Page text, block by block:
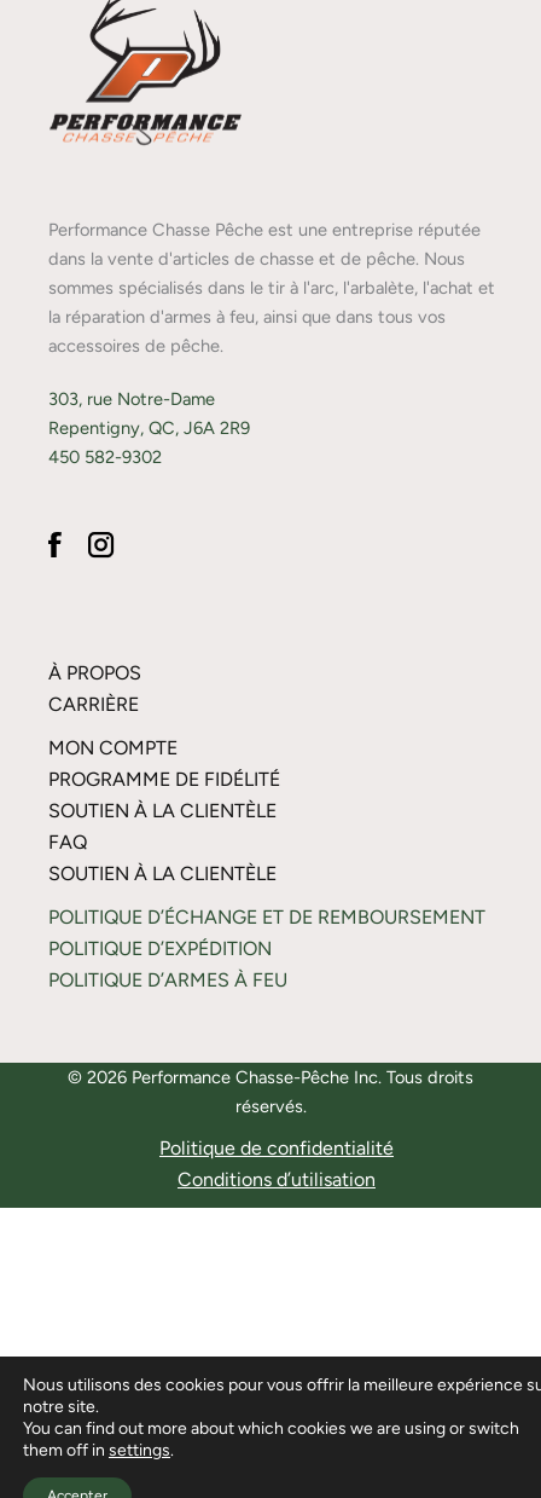
Performance Chasse Pêche est une entreprise réputée
dans la vente d'articles de chasse et de pêche. Nous
sommes spécialisés dans le tir à l'arc, l'arbalète, l'achat et
la réparation d'armes à feu, ainsi que dans tous vos
accessoires de pêche.
303, rue Notre-Dame
Repentigny, QC, J6A 2R9
450 582-9302
À PROPOS
CARRIÈRE
MON COMPTE
PROGRAMME DE FIDÉLITÉ
SOUTIEN À LA CLIENTÈLE
FAQ
SOUTIEN À LA CLIENTÈLE
POLITIQUE D’ÉCHANGE ET DE REMBOURSEMENT
POLITIQUE D’EXPÉDITION
POLITIQUE D’ARMES À FEU
© 2026 Performance Chasse-Pêche Inc. Tous droits
réservés.
Politique de confidentialité
Conditions d’utilisation
Nous utilisons des cookies pour vous offrir la meilleure expérience
notre site.
You can find out more about which cookies we are using or switch
them off in settings.